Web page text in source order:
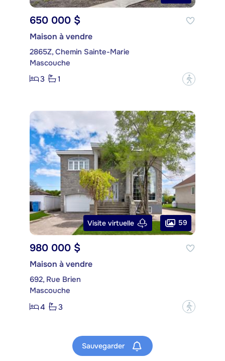
650 000 $
Maison à vendre
2865Z, Chemin Sainte-Marie
Mascouche
3
1 ?
Visite virtuelle 59
980 000 $
Maison à vendre
692, Rue Brien
Mascouche
4
3 ?
Sauvegarder